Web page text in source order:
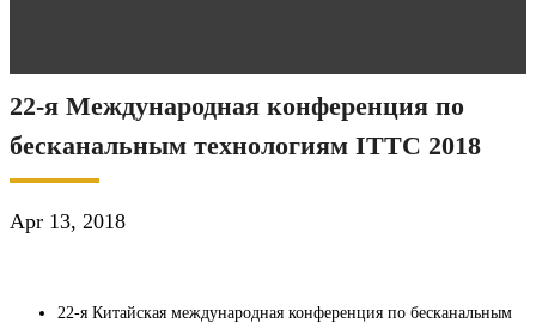
22-я Международная конференция по
бесканальным технологиям ITTC 2018
Apr 13, 2018
22-я Китайская международная конференция по бесканальным